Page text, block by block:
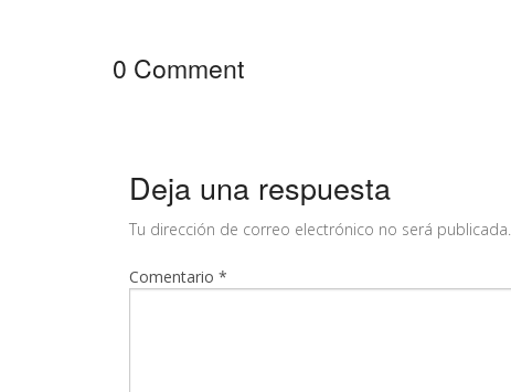
0 Comment
Deja una respuesta
Tu dirección de correo electrónico no será publicada.
Comentario *